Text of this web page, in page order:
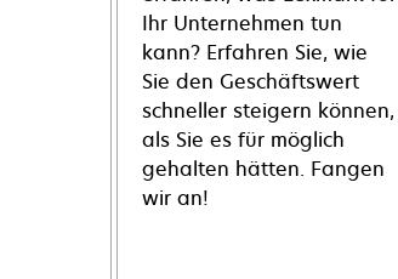
Ihr Unternehmen tun
kann? Erfahren Sie, wie
Sie den Geschäftswert
schneller steigern können,
als Sie es für möglich
gehalten hätten. Fangen
wir an!